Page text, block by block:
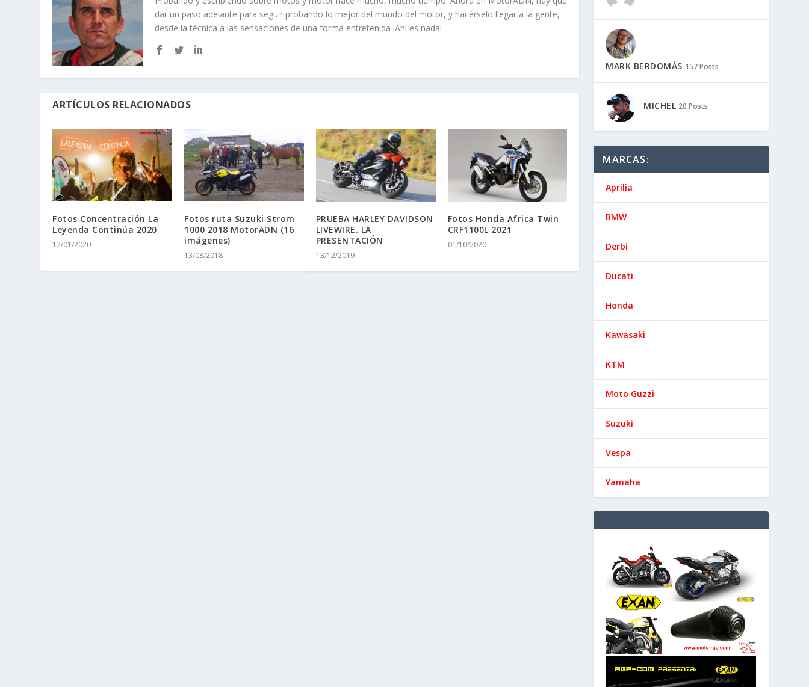
dar un paso adelante para seguir probando lo mejor del mundo del motor, y hacérselo llegar a la gente,
desde la técnica a las sensaciones de una forma entretenida ¡Ahí es nada!
ARTÍCULOS RELACIONADOS
Fotos Concentración La
Leyenda Continúa 2020
12/01/2020
Fotos ruta Suzuki Strom
1000 2018 MotorADN (16
imágenes)
13/08/2018
PRUEBA HARLEY DAVIDSON
LIVEWIRE. LA
PRESENTACIÓN
13/12/2019
Fotos Honda Africa Twin
CRF1100L 2021
01/10/2020
MARK BERDOMÁS 157 Posts
MICHEL 20 Posts
MARCAS:
Aprilia
BMW
Derbi
Ducati
Honda
Kawasaki
KTM
Moto Guzzi
Suzuki
Vespa
Yamaha